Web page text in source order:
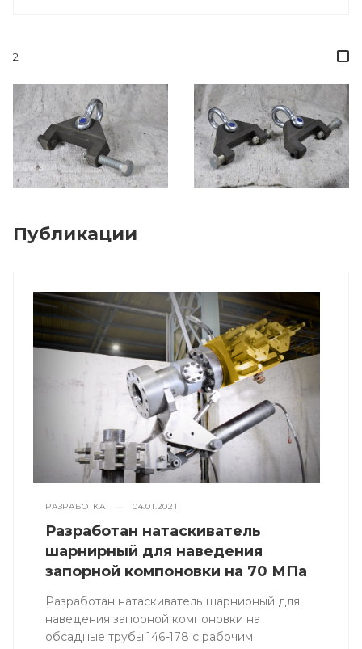
2
Публикации
РАЗРАБОТКА 04.01.2021
Разработан натаскиватель
шарнирный для наведения
запорной компоновки на 70 МПа
Разработан натаскиватель шарнирный для
наведения запорной компоновки на
обсадные трубы 146-178 с рабочим